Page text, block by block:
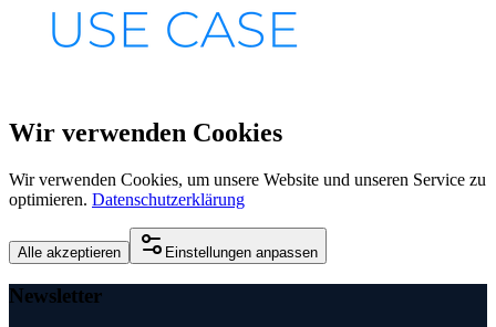
Wir verwenden Cookies
Wir verwenden Cookies, um unsere Website und unseren Service zu
optimieren. Datenschutzerklärung
Alle akzeptieren Einstellungen anpassen
Newsletter